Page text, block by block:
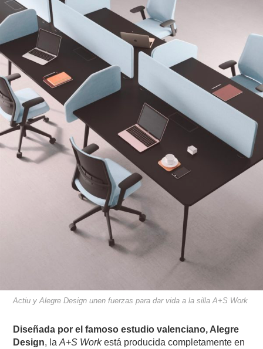
Actiu y Alegre Design unen fuerzas para dar vida a la silla A+S Work
Diseñada por el famoso estudio valenciano, Alegre
Design, laA+S Workestá producida completamente en